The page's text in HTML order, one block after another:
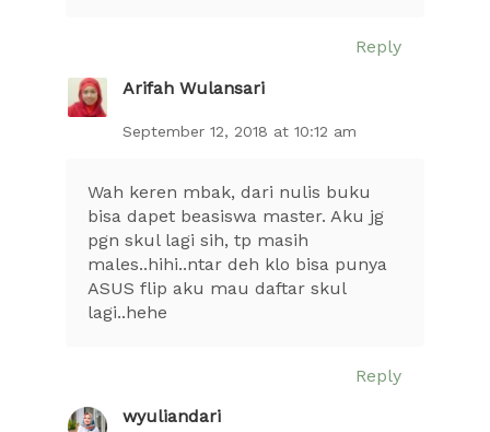
Reply
Arifah Wulansari
September 12, 2018 at 10:12 am
Wah keren mbak, dari nulis buku
bisa dapet beasiswa master. Aku jg
pgn skul lagi sih, tp masih
males..hihi..ntar deh klo bisa punya
ASUS flip aku mau daftar skul
lagi..hehe
Reply
wyuliandari